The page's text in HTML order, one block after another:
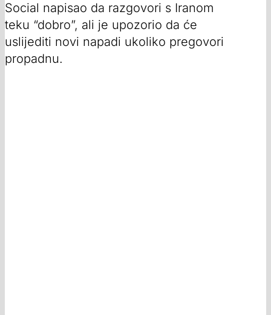
Social napisao da razgovori s Iranom
teku “dobro”, ali je upozorio da će
uslijediti novi napadi ukoliko pregovori
propadnu.